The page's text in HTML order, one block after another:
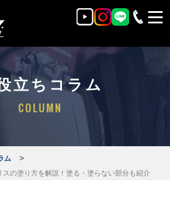
立ちコラム
COLUMN
ム >
スの塗り方を解説！塗る・塗らない部分も紹介